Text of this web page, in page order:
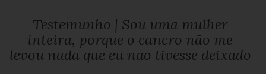
Testemunho | Sou uma mulher
inteira, porque o cancro não me
levou nada que eu não tivesse deixado